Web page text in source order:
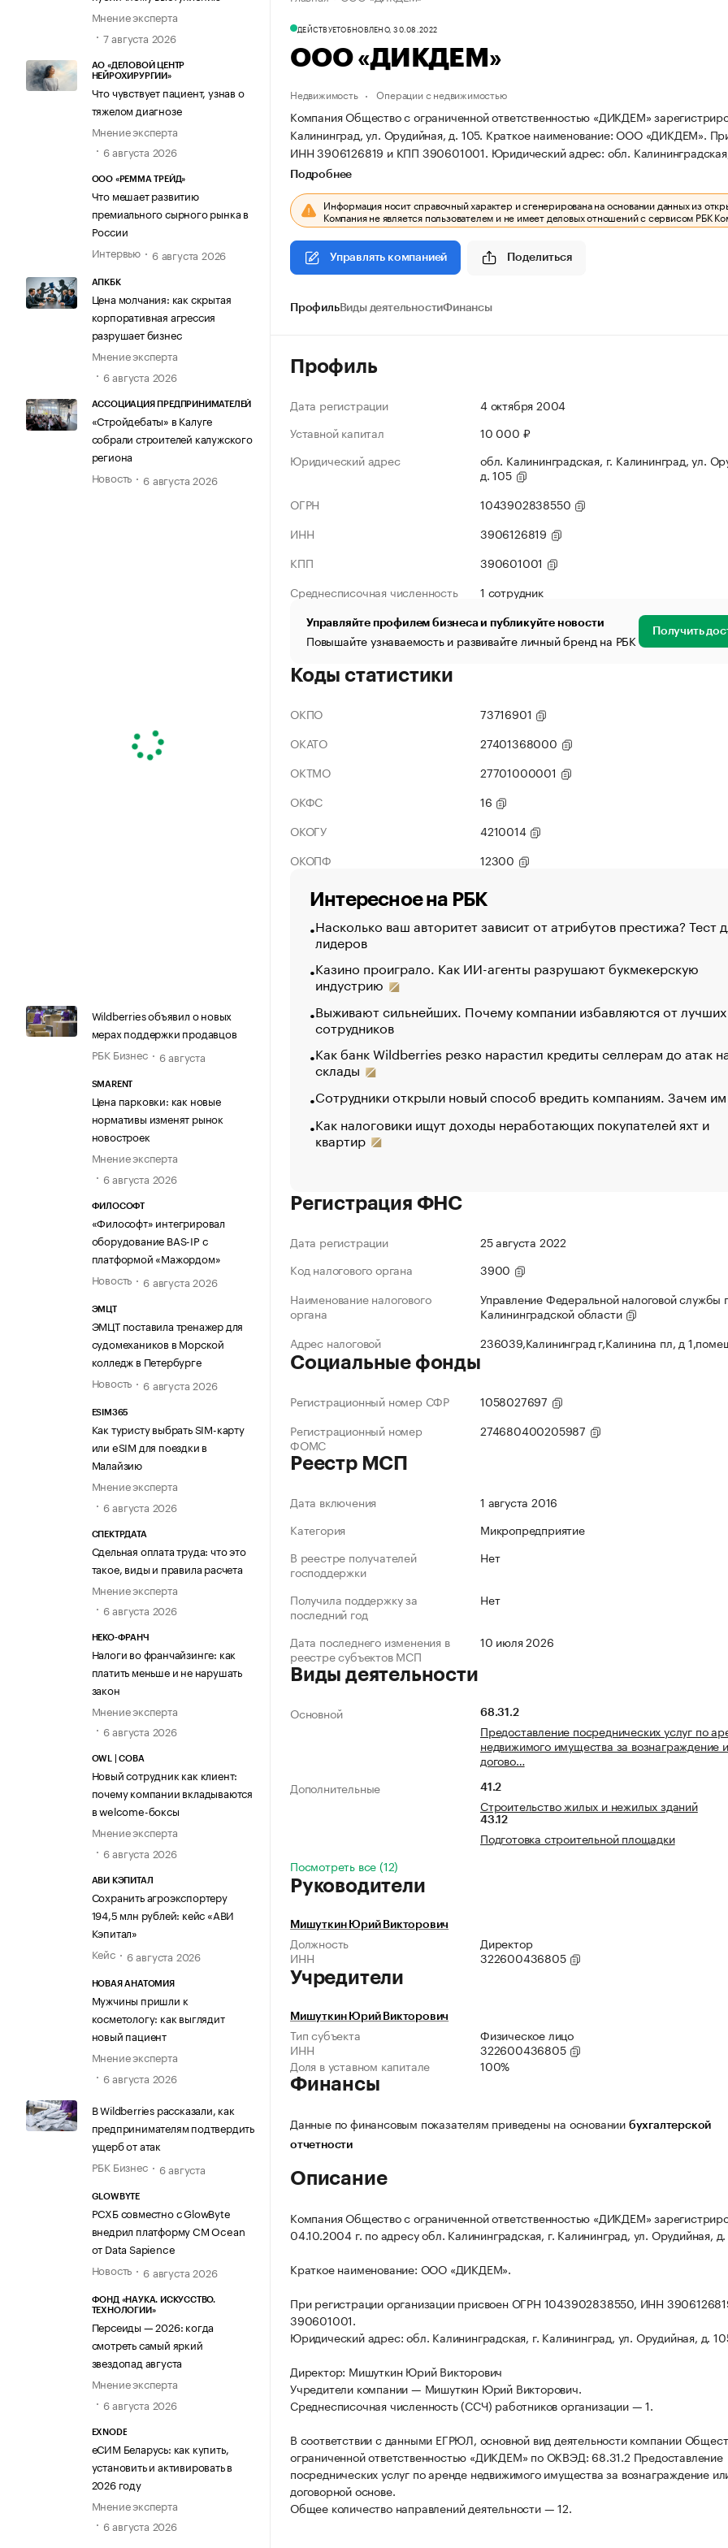
Мнение эксперта
7 августа 2026
АО «ДЕЛОВОЙ ЦЕНТР
НЕЙРОХИРУРГИИ»
Что чувствует пациент, узнав о
тяжелом диагнозе
Мнение эксперта
6 августа 2026
ООО «РЕММА ТРЕЙД»
Что мешает развитию
премиального сырного рынка в
России
Интервью
6 августа 2026
АПКБК
Цена молчания: как скрытая
корпоративная агрессия
разрушает бизнес
Мнение эксперта
6 августа 2026
АССОЦИАЦИЯ ПРЕДПРИНИМАТЕЛЕЙ
«Стройдебаты» в Калуге
собрали строителей калужского
региона
Новость
6 августа 2026
Wildberries объявил о новых
мерах поддержки продавцов
РБК Бизнес
6 августа
SMARENT
Цена парковки: как новые
нормативы изменят рынок
новостроек
Мнение эксперта
6 августа 2026
ФИЛОСОФТ
«Философт» интегрировал
оборудование BAS-IP с
платформой «Мажордом»
Новость
6 августа 2026
ЭМЦТ
ЭМЦТ поставила тренажер для
судомехаников в Морской
колледж в Петербурге
Новость
6 августа 2026
ESIM365
Как туристу выбрать SIM-карту
или eSIM для поездки в
Малайзию
Мнение эксперта
6 августа 2026
СПЕКТРДАТА
Сдельная оплата труда: что это
такое, виды и правила расчета
Мнение эксперта
6 августа 2026
НЕКО-ФРАНЧ
Налоги во франчайзинге: как
платить меньше и не нарушать
закон
Мнение эксперта
6 августа 2026
OWL | СОВА
Новый сотрудник как клиент:
почему компании вкладываются
в welcome-боксы
Мнение эксперта
6 августа 2026
АВИ КЭПИТАЛ
Сохранить агроэкспортеру
194,5 млн рублей: кейс «АВИ
Кэпитал»
Кейс
6 августа 2026
НОВАЯ АНАТОМИЯ
Мужчины пришли к
косметологу: как выглядит
новый пациент
Мнение эксперта
6 августа 2026
В Wildberries рассказали, как
предпринимателям подтвердить
ущерб от атак
РБК Бизнес
6 августа
GLOWBYTE
РСХБ совместно с GlowByte
внедрил платформу CM Ocean
от Data Sapience
Новость
6 августа 2026
ФОНД «НАУКА. ИСКУССТВО.
ТЕХНОЛОГИИ»
Персеиды — 2026: когда
смотреть самый яркий
звездопад августа
Мнение эксперта
6 августа 2026
EXNODE
еСИМ Беларусь: как купить,
установить и активировать в
2026 году
Мнение эксперта
6 августа 2026
ДЕЙСТВУЕТОБНОВЛЕНО, 30.08.2022
ООО «ДИКДЕМ»
Недвижимость Операции с недвижимостью
Компания Общество с ограниченной ответственностью «ДИКДЕМ»
Калининград, ул. Орудийная, д. 105. Краткое наименование: ООО «ДИКДЕМ».
ИНН 3906126819 и КПП 390601001. Юридический адрес: обл.
Подробнее
Информация носит справочный характер и сгенерирована на основании данных из
Компания не является пользователем и не имеет деловых отношений с сервисом РБК
Управлять компанией Поделиться
ПрофильВиды деятельностиФинансы
Профиль
Дата регистрации
4 октября 2004
Уставной капитал
10 000 ₽
Юридический адрес
обл. Калининградская, г. Калининград, ул.
д. 105
ОГРН
1043902838550
ИНН
3906126819
КПП
390601001
Среднесписочная численность
1 сотрудник
Управляйте профилем бизнеса и публикуйте новости
Повышайте узнаваемость и развивайте личный бренд на РБК Получить
Коды статистики
ОКПО
73716901
ОКАТО
27401368000
ОКТМО
27701000001
ОКФС
16
ОКОГУ
4210014
ОКОПФ
12300
Интересное на РБК
Насколько ваш авторитет зависит от атрибутов престижа? Тест
лидеров
Казино проиграло. Как ИИ-агенты разрушают букмекерскую
индустрию
Выживают сильнейших. Почему компании избавляются от лучших
сотрудников
Как банк Wildberries резко нарастил кредиты селлерам до атак
склады
Сотрудники открыли новый способ вредить компаниям. Зачем
Как налоговики ищут доходы неработающих покупателей яхт и
квартир
Регистрация ФНС
Дата регистрации
25 августа 2022
Код налогового органа
3900
Наименование налогового
органа
Управление Федеральной налоговой службы
Калининградской области
Адрес налоговой
236039,Калининград г,Калинина пл, д
Социальные фонды
Регистрационный номер СФР
1058027697
Регистрационный номер
ФОМС
274680400205987
Реестр МСП
Дата включения
1 августа 2016
Категория
Микропредприятие
В реестре получателей
господдержки
Нет
Получила поддержку за
последний год
Нет
Дата последнего изменения в
реестре субъектов МСП
10 июля 2026
Виды деятельности
Основной 68.31.2
Предоставление посреднических услуг по
недвижимого имущества за вознаграждение
догово…
Дополнительные
41.2
Строительство жилых и нежилых зданий
43.12
Подготовка строительной площадки
Посмотреть все (12)
Руководители
Мишуткин Юрий Викторович
Должность
Директор
ИНН
322600436805
Учредители
Мишуткин Юрий Викторович
Тип субъекта
Физическое лицо
ИНН
322600436805
Доля в уставном капитале
100%
Финансы
Данные по финансовым показателям приведены на основании бухгалтерской
отчетности
Описание
Компания Общество с ограниченной ответственностью «ДИКДЕМ»
04.10.2004 г. по адресу обл. Калининградская, г. Калининград, ул. Орудийная, д.
Краткое наименование: ООО «ДИКДЕМ».
При регистрации организации присвоен ОГРН 1043902838550, ИНН
390601001.
Юридический адрес: обл. Калининградская, г. Калининград, ул. Орудийная, д.
Директор: Мишуткин Юрий Викторович
Учредители компании — Мишуткин Юрий Викторович.
Среднесписочная численность (ССЧ) работников организации — 1.
В соответствии с данными ЕГРЮЛ, основной вид деятельности компании
ограниченной ответственностью «ДИКДЕМ» по ОКВЭД: 68.31.2 Предоставление
посреднических услуг по аренде недвижимого имущества за вознаграждение
договорной основе.
Общее количество направлений деятельности — 12.